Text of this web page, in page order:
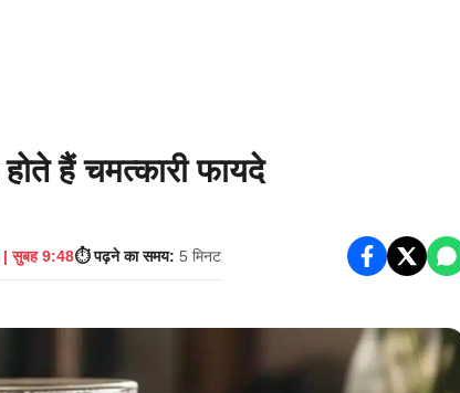
हैं चमत्कारी फायदे
सुबह 9:48⏱️ पढ़ने का समय: 5 मिनट